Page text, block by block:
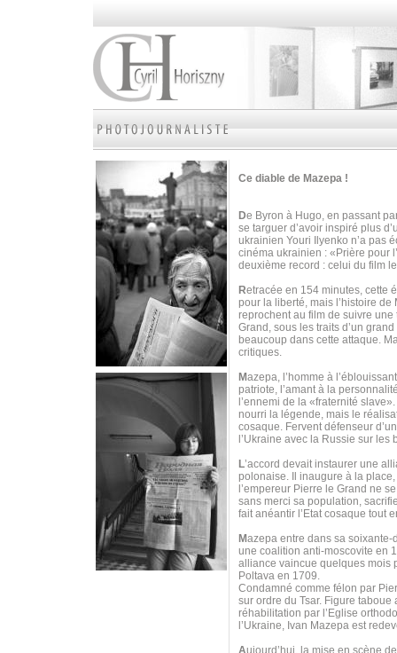
Ce diable de Mazepa !
De Byron à Hugo, en passant
se targuer d’avoir inspiré plus
ukrainien Youri Ilyenko n’a pas
cinéma ukrainien : «Prière pour
deuxième record : celui du film
Retracée en 154 minutes, cette
pour la liberté, mais l’histoire
reprochent au film de suivre
Grand, sous les traits d’un
beaucoup dans cette attaque.
critiques.
Mazepa, l’homme à
patriote, l’amant à la
l’ennemi de la «fraternité
nourri la légende, mais le
cosaque. Fervent défenseur
l’Ukraine avec la Russie sur
L’accord devait instaurer une
polonaise. Il inaugure à la
l’empereur Pierre le Grand ne
sans merci sa population,
fait anéantir l’Etat cosaque tout
Mazepa entre dans sa soixante-
une coalition anti-moscovite en
alliance vaincue quelques mois
Poltava en 1709.
Condamné comme félon par
sur ordre du Tsar. Figure
réhabilitation par l’Eglise
l’Ukraine, Ivan Mazepa est
Aujourd’hui, la mise en scène